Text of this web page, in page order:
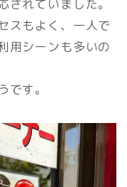
されていました。
スもよく、一人で
用シーンも多いの
です。